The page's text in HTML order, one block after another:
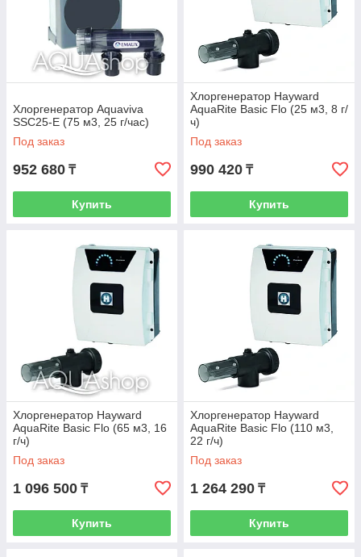
Хлоргенератор Aquaviva
SSC25-E (75 м3, 25 г/час)
Под заказ
952 680 ₸
Купить
Хлоргенератор Hayward
AquaRite Basic Flo (25 м3, 8 г/
ч)
Под заказ
990 420 ₸
Купить
Хлоргенератор Hayward
AquaRite Basic Flo (65 м3, 16
г/ч)
Под заказ
1 096 500 ₸
Купить
Хлоргенератор Hayward
AquaRite Basic Flo (110 м3,
22 г/ч)
Под заказ
1 264 290 ₸
Купить